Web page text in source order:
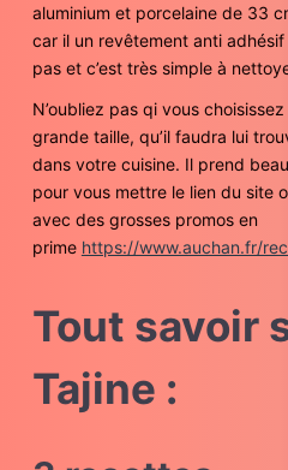
aluminium et porcelaine de 33
car il un revêtement anti
pas et c’est très simple à
N’oubliez pas qi vous
grande taille, qu’il faudra lui
dans votre cuisine. Il prend
pour vous mettre le lien du site
avec des grosses promos en
prime https://www.auchan.fr/
Tout savoir
Tajine :